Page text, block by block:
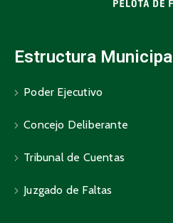
Estructura Municipal
Poder Ejecutivo
Concejo Deliberante
Tribunal de Cuentas
Juzgado de Faltas